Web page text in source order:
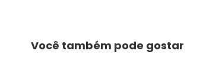
Você também pode gostar